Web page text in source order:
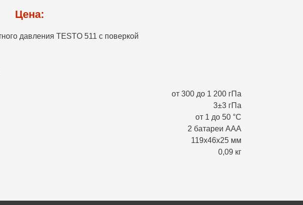
Цена:
от 300 до 1 200 гПа
3±3 гПа
от 1 до 50 °С
2 батареи ААA
119х46х25 мм
0,09 кг